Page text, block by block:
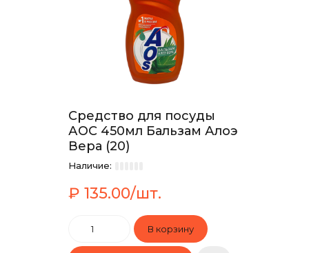
Средство для посуды
АОС 450мл Бальзам Алоэ
Вера (20)
Наличие:
₽ 135.00/шт.